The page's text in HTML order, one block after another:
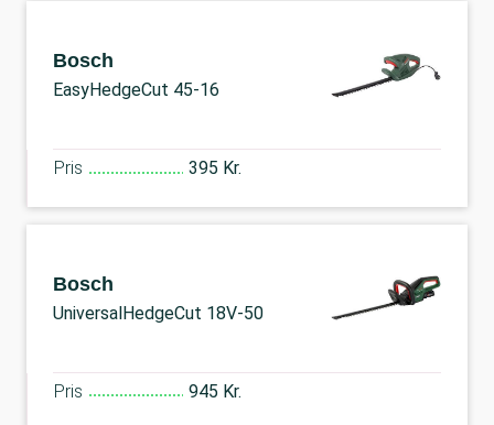
Bosch
EasyHedgeCut 45-16
Pris 395 Kr.
Bosch
UniversalHedgeCut 18V-50
Pris 945 Kr.